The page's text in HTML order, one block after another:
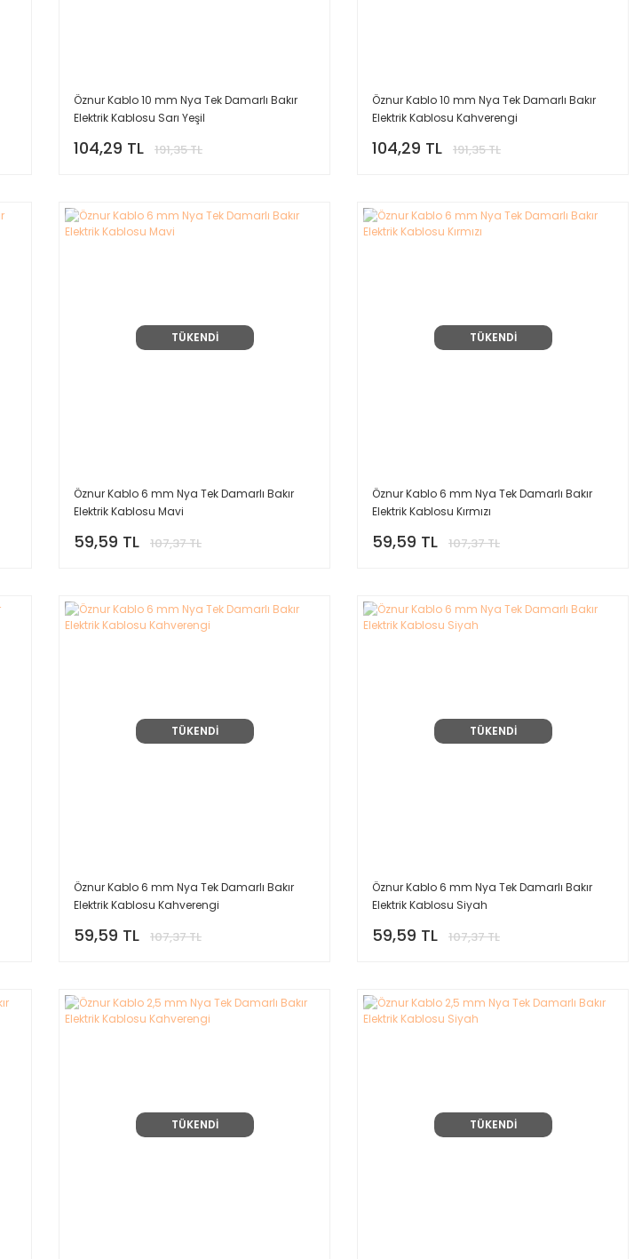
Öznur Kablo 10 mm Nya Tek Damarlı Bakır
Elektrik Kablosu Sarı Yeşil
104,29 TL 191,35 TL
Öznur Kablo 10 mm Nya Tek Damarlı Bakır
Elektrik Kablosu Kahverengi
104,29 TL 191,35 TL
TÜKENDİ
Öznur Kablo 6 mm Nya Tek Damarlı Bakır
Elektrik Kablosu Mavi
59,59 TL 107,37 TL
TÜKENDİ
Öznur Kablo 6 mm Nya Tek Damarlı Bakır
Elektrik Kablosu Kırmızı
59,59 TL 107,37 TL
TÜKENDİ
Öznur Kablo 6 mm Nya Tek Damarlı Bakır
Elektrik Kablosu Kahverengi
59,59 TL 107,37 TL
TÜKENDİ
Öznur Kablo 6 mm Nya Tek Damarlı Bakır
Elektrik Kablosu Siyah
59,59 TL 107,37 TL
TÜKENDİ TÜKENDİ